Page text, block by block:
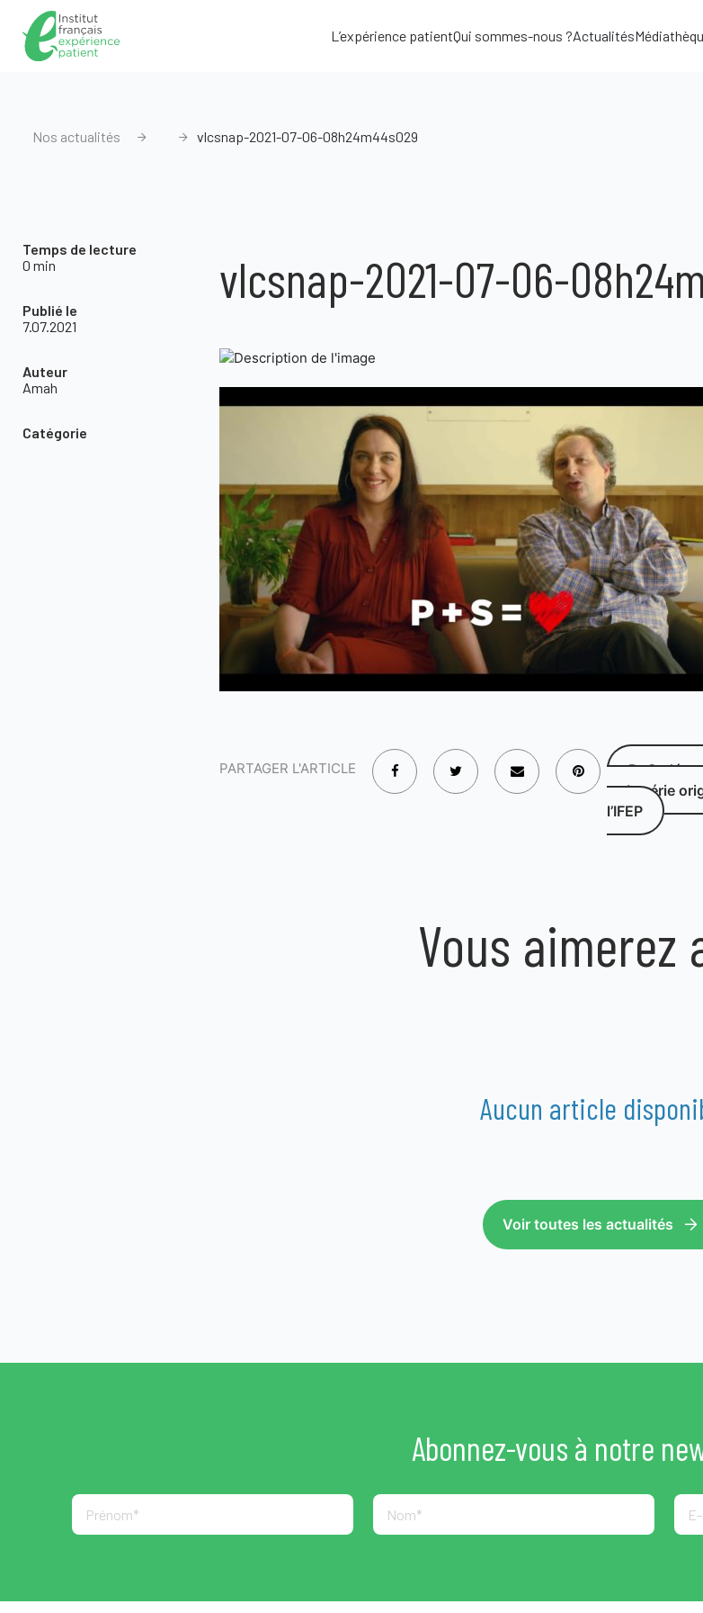
L’expérience patientQui sommes-nous ?Actualités
Nos actualités vlcsnap-2021-07-06-08h24m44s029
Temps de lecture
0 min
Publié le
7.07.2021
Auteur
Amah
Catégorie
vlcsnap-2021-07-06-
PARTAGER L'ARTICLE
P+S,
web-série
l’IFEP
Vous aimerez
Aucun article
Voir toutes les actualités
Abonnez-vous à notre